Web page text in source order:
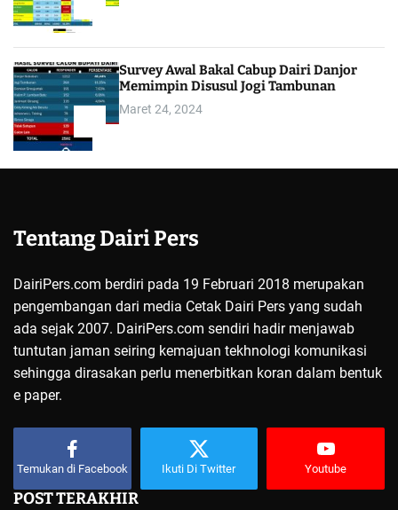
Survey Awal Bakal Cabup Dairi Danjor
Memimpin Disusul Jogi Tambunan
Maret 24, 2024
Tentang Dairi Pers
DairiPers.com berdiri pada 19 Februari 2018 merupakan
pengembangan dari media Cetak Dairi Pers yang sudah
ada sejak 2007. DairiPers.com sendiri hadir menjawab
tuntutan jaman seiring kemajuan tekhnologi komunikasi
sehingga dirasakan perlu menerbitkan koran dalam bentuk
e paper.
Temukan di Facebook Ikuti Di Twitter Youtube
POST TERAKHIR